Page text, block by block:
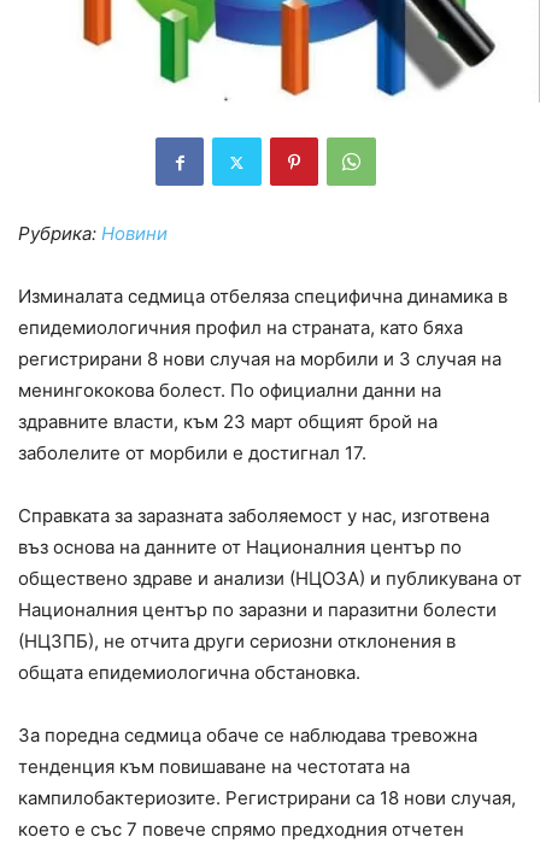
Рубрика: Новини
Изминалата седмица отбеляза специфична динамика в
епидемиологичния профил на страната, като бяха
регистрирани 8 нови случая на морбили и 3 случая на
менингококова болест. По официални данни на
здравните власти, към 23 март общият брой на
заболелите от морбили е достигнал 17.
Справката за заразната заболяемост у нас, изготвена
въз основа на данните от Националния център по
обществено здраве и анализи (НЦОЗА) и публикувана от
Националния център по заразни и паразитни болести
(НЦЗПБ), не отчита други сериозни отклонения в
общата епидемиологична обстановка.
За поредна седмица обаче се наблюдава тревожна
тенденция към повишаване на честотата на
кампилобактериозите. Регистрирани са 18 нови случая,
което е със 7 повече спрямо предходния отчетен